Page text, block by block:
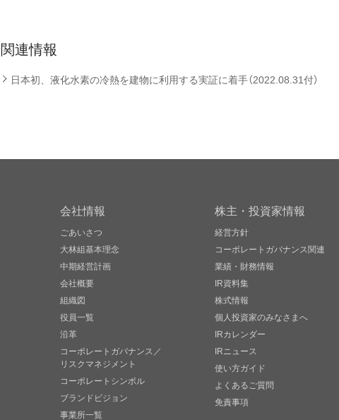
関連情報
日本初、液化水素の冷熱を建物に利用する実証に着手（2022.08.31付）
会社情報
ごあいさつ
大林組基本理念
中期経営計画
会社概要
組織図
役員一覧
沿革
コーポレートガバナンス／
リスクマネジメント
コーポレートシンボル
ブランドビジョン
事業所一覧
株主・投資家情報
経営方針
コーポレートガバナンス関連
業績・財務情報
IR資料集
株式情報
個人投資家のみなさまへ
IRカレンダー
IRニュース
使い方ガイド
よくあるご質問
免責事項